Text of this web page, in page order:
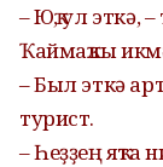
– Юҡ, ул эткә, –
Ҡаймаҡлы
– Был эткә
турист.
– Һеҙҙең